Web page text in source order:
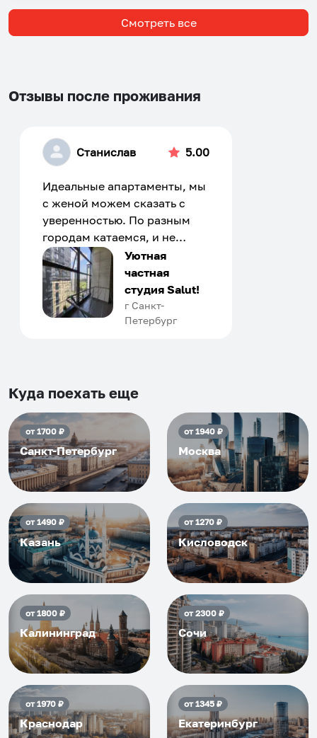
Смотреть все
Отзывы после проживания
Станислав 5.00
Идеальные апартаменты, мы
с женой можем сказать с
уверенностью. По разным
городам катаемся, и не
только в России. Сервис на
отличном уровне. Хозяин
апартаментов доброй души
человек, всегда можно
договориться, подскажет
приезжать еще...
Уютная
частная
студия Salut!
г Санкт-
Петербург
Куда поехать еще
от1700₽
Санкт-Петербург
от1940₽
Москва
от1490₽
Казань
от1270₽
Кисловодск
от1800₽
Калининград
от2300₽
Сочи
от1970₽
Краснодар
от1345₽
Екатеринбург